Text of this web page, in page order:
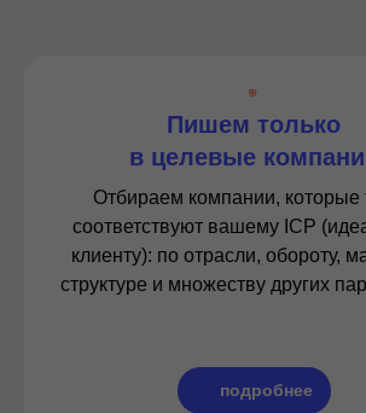
🎯
Пишем только
в целевые
Отбираем компании, которые
соответствуют вашему ICP
клиенту): по отрасли, обороту,
структуре и множеству других
подробнее